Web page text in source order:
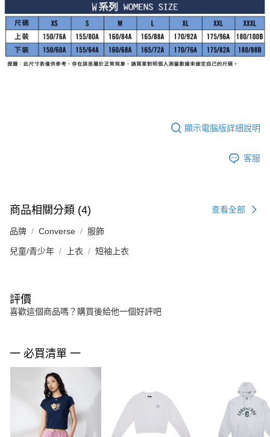
顯示電腦版詳細說明
客服
商品相關分類 (4) 查看全部
品牌 Converse 服飾
兒童/青少年 上衣 短袖上衣
評價
喜歡這個商品嗎？購買後給他一個好評吧
一 必買清單 一